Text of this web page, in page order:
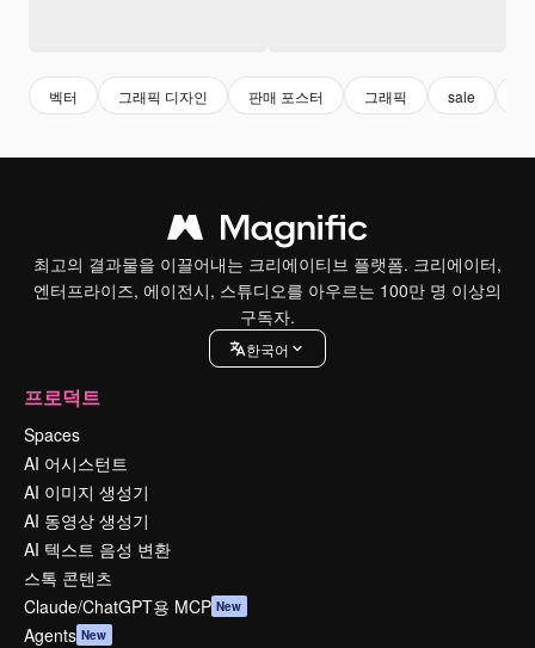
벡터 그래픽 디자인 판매 포스터 그래픽 sale
최고의 결과물을 이끌어내는 크리에이티브 플랫폼. 크리에이터,
엔터프라이즈, 에이전시, 스튜디오를 아우르는 100만 명 이상의
구독자.
한국어
프로덕트
Spaces
AI 어시스턴트
AI 이미지 생성기
AI 동영상 생성기
AI 텍스트 음성 변환
스톡 콘텐츠
Claude/ChatGPT용 MCP New
Agents New